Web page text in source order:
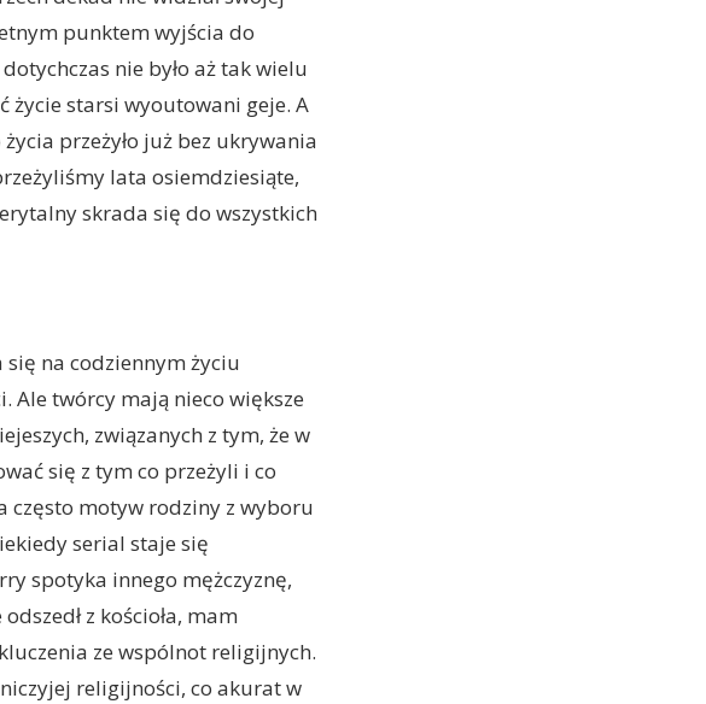
punktem wyjścia do
nie było aż tak wielu
życie starsi wyoutowani geje. A
przeżyło już bez ukrywania
lata osiemdziesiąte,
skrada się do wszystkich
na codziennym życiu
Ale twórcy mają nieco większe
związanych z tym, że w
się z tym co przeżyli i co
często motyw rodziny z wyboru
serial staje się
spotyka innego mężczyznę,
z kościoła, mam
ze wspólnot religijnych.
religijności, co akurat w